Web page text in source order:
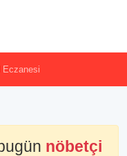
Eczanesi
nöbetçi